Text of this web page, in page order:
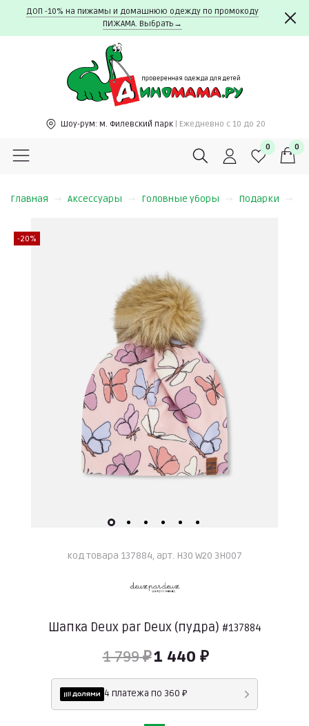
ДОП -10% на пижамы и домашнюю одежду по промокоду
ПИЖАМА. Выбрать→
Шоу-рум: м. Филевский парк | Ежедневно c 10 до 20
0 0
Главная Аксессуары Головные уборы Подарки
-20%
код товара 137884, арт. H30 W20 3H007
Шапка Deux par Deux (пудра) #137884
1 799 ₽1 440 ₽
4 платежа по 360 ₽